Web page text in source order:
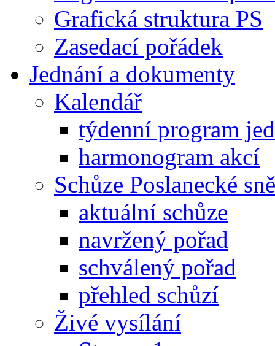
Grafická struktura PS
Zasedací pořádek
Jednání a dokumenty
Kalendář
týdenní program
harmonogram akcí
Schůze Poslanecké
aktuální schůze
navržený pořad
schválený pořad
přehled schůzí
Živé vysílání